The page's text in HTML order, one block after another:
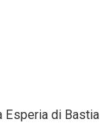
Esperia di Bastia